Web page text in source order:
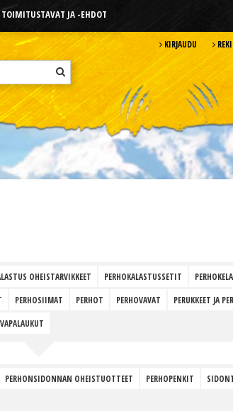
TOIMITUSTAVAT JA -EHDOT
KIRJAUDU
OHEISTARVIKKEET PERHOKALASTUSSETIT
PERHOSIIMAT PERHOT PERHOVAVAT PERUKKEET JA
PERHONSIDONNAN OHEISTUOTTEET PERHOPENKIT